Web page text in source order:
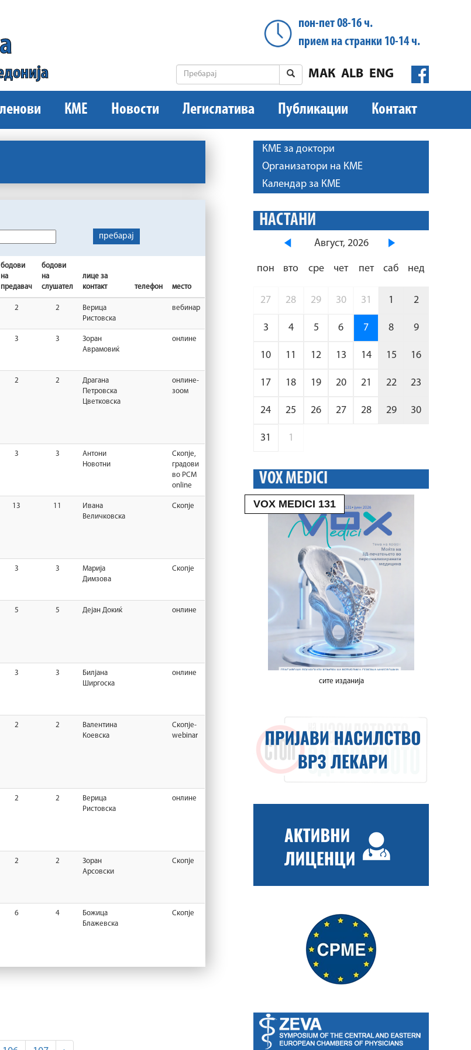
пон-пет 08-16 ч.
прием на странки 10-14 ч.
ENG
ALB
МАК
КМЕ Новости Легислатива Публикации Контакт
пребарај
бодови
на
предавач
бодови
на
слушател
лице за
контакт
телефон место
2 2
Верица
Ристовска
вебинар
3 3
Зоран
Аврамовиќ
онлине
2 2
Драгана
Петровска
Цветковска
онлине-
зоом
3 3
Антони
Новотни
Скопје,
градови
во РСМ
online
13 11
Ивана
Величковска
Скопје
3 3
Марија
Димзова
Скопје
5 5 Дејан Докиќ онлине
3 3
Билјана
Ширгоска
онлине
2 2
Валентина
Коевска
Скопје-
webinar
2 2
Верица
Ристовска
онлине
2 2
Зоран
Арсовски
Скопје
6 4
Божица
Блажевска
Скопје
КМЕ за доктори
Организатори на КМЕ
Календар за КМЕ
НАСТАНИ
Август, 2026
пон вто сре чет пет саб нед
27 28 29 30 31 1 2
3 4 5 6 7 8 9
10 11 12 13 14 15 16
17 18 19 20 21 22 23
24 25 26 27 28 29 30
31 1
VOX MEDICI
VOX MEDICI 131
сите изданија